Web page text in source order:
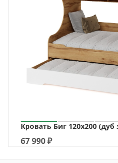
Кровать Биг 120х200
67 990₽